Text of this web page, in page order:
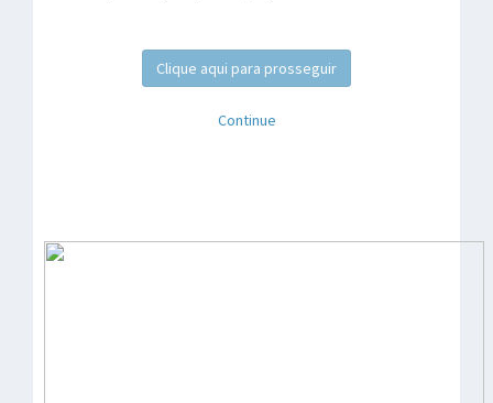
Clique aqui para prosseguir
Continue